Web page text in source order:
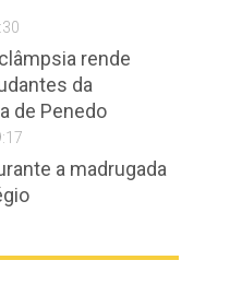
rende
da
de Penedo
a madrugada